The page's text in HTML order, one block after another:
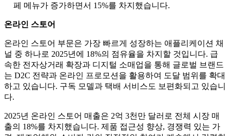
페 메뉴가 증가하면서 15%를 차지했습니다.
온라인 스토어
온라인 스토어 부문은 가장 빠르게 성장하는 애플리케이션 채
널 중 하나로 2025년에 18%의 점유율을 차지할 것입니다. 급
속한 전자상거래 확장과 디지털 소매업을 통해 글로벌 브랜드
는 D2C 전략과 온라인 프로모션을 활용하여 도달 범위를 확대
하고 있습니다. 구독 모델과 ​​택배 서비스도 보편화되고 있습니
다.
2025년 온라인 스토어 매출은 2억 3천만 달러로 전체 시장 매
출의 18%를 차지했습니다. 제품 접근성 향상, 경쟁력 있는 가